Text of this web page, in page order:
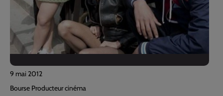
9 mai 2012
Bourse Producteur cinéma